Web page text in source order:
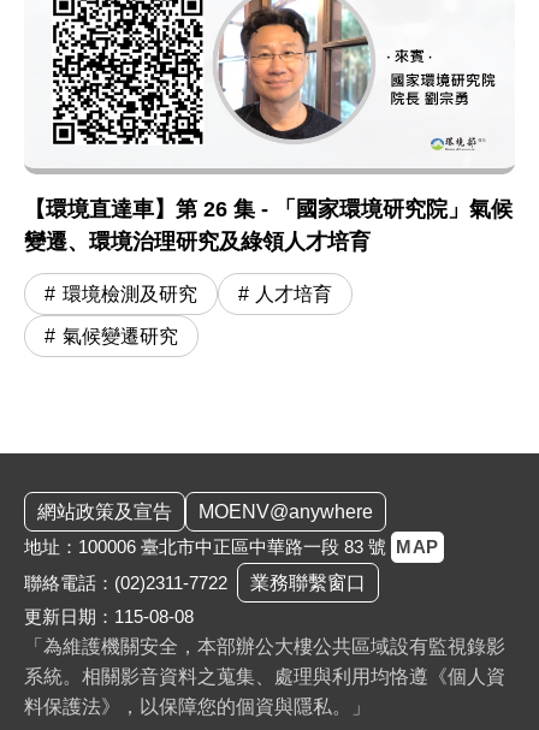
【環境直達車】第 26 集 - 「國家環境研究院」氣候
變遷、環境治理研究及綠領人才培育
環境檢測及研究 人才培育
氣候變遷研究
網站政策及宣告
MOENV@anywhere
地址：100006 臺北市中正區中華路一段 83 號 MAP
聯絡電話： (02)2311-7722
業務聯繫窗口
更新日期：115-08-08
「為維護機關安全，本部辦公大樓公共區域設有監視錄影
系統。相關影音資料之蒐集、處理與利用均恪遵《個人資
料保護法》，以保障您的個資與隱私。」